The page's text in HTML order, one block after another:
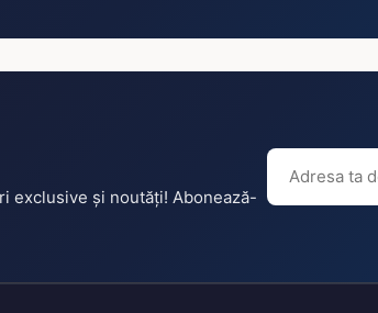
exclusive și noutăți! Abonează-